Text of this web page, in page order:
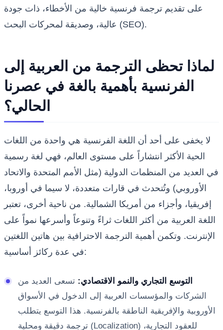
على تقديم ترجمة فرنسية خالية من الأخطاء، ذات جودة
عالية، وصديقة لمحركات البحث (SEO).
لماذا تحظى الترجمة من العربية إلى
الفرنسية بأهمية بالغة في عصرنا
الحالي؟
لا يخفى على أحد أن اللغة الفرنسية هي واحدة من اللغات
الحية الأكثر انتشاراً على مستوى العالم، فهي لغة رسمية
في العديد من المنظمات الدولية (مثل الأمم المتحدة والاتحاد
الأوروبي) وتُتحدث في قارات متعددة، لا سيما في أوروبا،
إفريقيا، وأجزاء من أمريكا الشمالية. من ناحية أخرى، تعتبر
اللغة العربية من أكثر اللغات ثراءً وتنوعاً وأسرعها نمواً على
الإنترنت. وتكمن أهمية الترجمة الاحترافية بين هاتين اللغتين
في عدة ركائز أساسية:
التوسع التجاري والنمو الاقتصادي: تسعى العديد من
الشركات والمؤسسات العربية إلى الدخول في الأسواق
الأوروبية والإفريقية الناطقة بالفرنسية. هذا التوسع يتطلب
ترجمة دقيقة ومحلية (Localization) للعقود التجارية،